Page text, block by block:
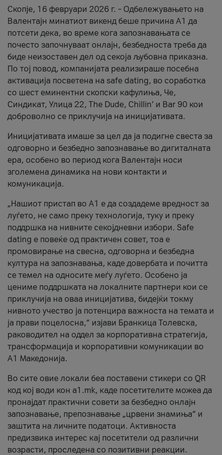
Скопје, 16 февруари 2026 г. – Одбележувањето на
Валентајн минатиот викенд беше причина А1 да
потсети дека, во време кога запознавањата се
почесто започнуваат онлајн, безбедноста треба да
биде неизоставен дел од секоја љубовна приказна.
По тој повод, компанијата реализираше посебна
активација посветена на safe dating, во соработка
со шест еминентни скопски кафулиња, Че,
Синдикат, Улица 22, The Dude, Chillin’ и Bar 90 кои
доброволно се приклучија на иницијативата.
Иницијативата имаше за цел да ја подигне свеста за
одговорно и безбедно запознавање во дигиталната
ера, особено во период кога Валентајн носи
зголемена динамика на нови контакти и
комуникација.
„Нашиот пристап во А1 е да создадеме вредност за
луѓето, не само преку технологија, туку и преку
поддршка на нивните секојдневни избори. Safe
dating е повеќе од практичен совет, тоа е
промовирање на свесна, одговорна и безбедна
култура на запознавања, каде довербата и почитта
се темел на односите меѓу луѓето. Особено ја
цениме поддршката на локалните партнери кои се
приклучија на оваа иницијатива, бидејќи токму
нивното учество ја потенцира важноста на темата и
ја прави поцелосна,“ изјави Бранкица Толевска,
раководител на оддел за корпоративна стратегија,
трансформација и корпоративни комуникации во
А1 Македонија.
Во сите овие локали беа поставени стикери со QR
код кој води кон a1.mk, каде посетителите можеа да
пронајдат практични совети за безбедно онлајн
запознавање, препознавање „црвени знамиња“ и
заштита на личните податоци. Активноста
предизвика интерес кај посетители од различни
возрасти, проследена со позитивни реакции.